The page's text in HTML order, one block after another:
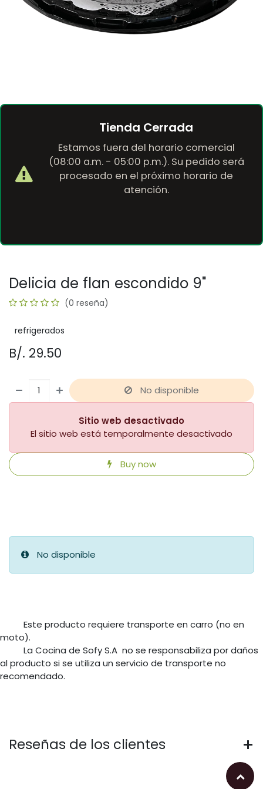
Tienda Cerrada
Estamos fuera del horario comercial
(08:00 a.m. - 05:00 p.m.). Su pedido será
procesado en el próximo horario de
atención.
Delicia de flan escondido 9"
(0 reseña)
refrigerados
B/. 29.50
No disponible
Sitio web desactivado
El sitio web está temporalmente desactivado
Buy now
No disponible
​Este producto requiere transporte en carro (no en
moto).
​La Cocina de Sofy S.A no se responsabiliza por daños
al producto si se utiliza un servicio de transporte no
recomendado.
Reseñas de los clientes